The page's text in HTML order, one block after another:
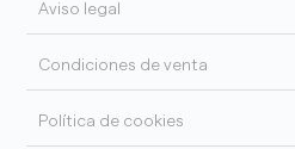
Aviso legal
Condiciones de venta
Política de cookies